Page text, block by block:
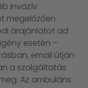
invazív
megelőzően
árajánlatot ad
esetén –
email útján
a szolgáltatás
Az ambuláns